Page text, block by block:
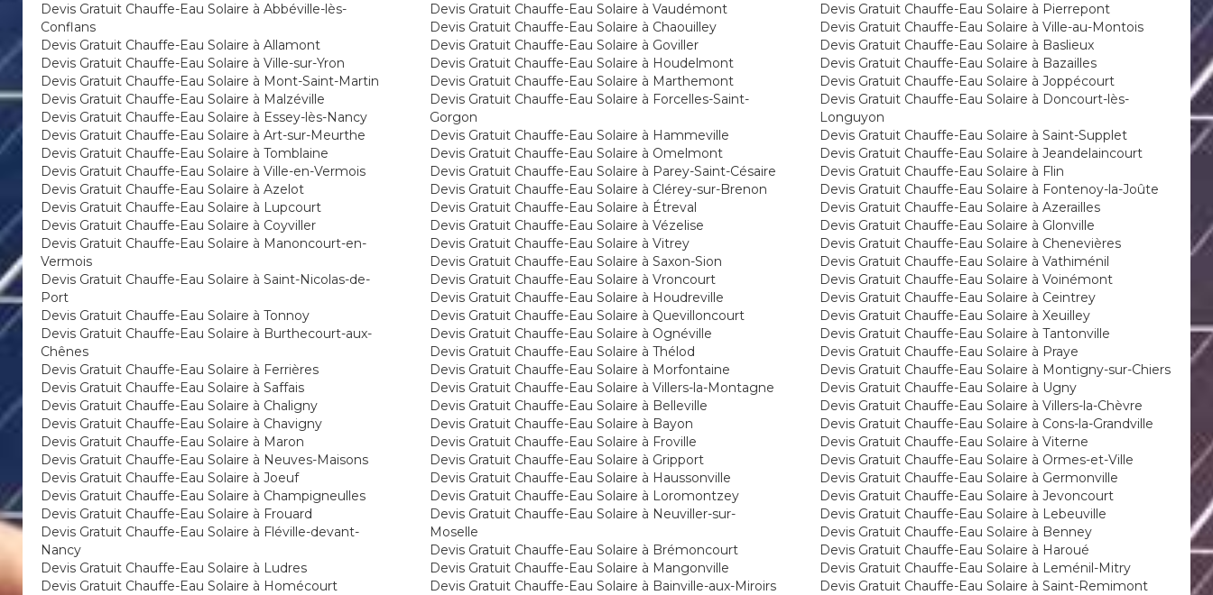
Devis Gratuit Chauffe-Eau Solaire à Abbéville-lès-
Conflans
Devis Gratuit Chauffe-Eau Solaire à Allamont
Devis Gratuit Chauffe-Eau Solaire à Ville-sur-Yron
Devis Gratuit Chauffe-Eau Solaire à Mont-Saint-Martin
Devis Gratuit Chauffe-Eau Solaire à Malzéville
Devis Gratuit Chauffe-Eau Solaire à Essey-lès-Nancy
Devis Gratuit Chauffe-Eau Solaire à Art-sur-Meurthe
Devis Gratuit Chauffe-Eau Solaire à Tomblaine
Devis Gratuit Chauffe-Eau Solaire à Ville-en-Vermois
Devis Gratuit Chauffe-Eau Solaire à Azelot
Devis Gratuit Chauffe-Eau Solaire à Lupcourt
Devis Gratuit Chauffe-Eau Solaire à Coyviller
Devis Gratuit Chauffe-Eau Solaire à Manoncourt-en-
Vermois
Devis Gratuit Chauffe-Eau Solaire à Saint-Nicolas-de-
Port
Devis Gratuit Chauffe-Eau Solaire à Tonnoy
Devis Gratuit Chauffe-Eau Solaire à Burthecourt-aux-
Chênes
Devis Gratuit Chauffe-Eau Solaire à Ferrières
Devis Gratuit Chauffe-Eau Solaire à Saffais
Devis Gratuit Chauffe-Eau Solaire à Chaligny
Devis Gratuit Chauffe-Eau Solaire à Chavigny
Devis Gratuit Chauffe-Eau Solaire à Maron
Devis Gratuit Chauffe-Eau Solaire à Neuves-Maisons
Devis Gratuit Chauffe-Eau Solaire à Joeuf
Devis Gratuit Chauffe-Eau Solaire à Champigneulles
Devis Gratuit Chauffe-Eau Solaire à Frouard
Devis Gratuit Chauffe-Eau Solaire à Fléville-devant-
Nancy
Devis Gratuit Chauffe-Eau Solaire à Ludres
Devis Gratuit Chauffe-Eau Solaire à Homécourt
Devis Gratuit Chauffe-Eau Solaire à Vaudémont
Devis Gratuit Chauffe-Eau Solaire à Chaouilley
Devis Gratuit Chauffe-Eau Solaire à Goviller
Devis Gratuit Chauffe-Eau Solaire à Houdelmont
Devis Gratuit Chauffe-Eau Solaire à Marthemont
Devis Gratuit Chauffe-Eau Solaire à Forcelles-Saint-
Gorgon
Devis Gratuit Chauffe-Eau Solaire à Hammeville
Devis Gratuit Chauffe-Eau Solaire à Omelmont
Devis Gratuit Chauffe-Eau Solaire à Parey-Saint-Césaire
Devis Gratuit Chauffe-Eau Solaire à Clérey-sur-Brenon
Devis Gratuit Chauffe-Eau Solaire à Étreval
Devis Gratuit Chauffe-Eau Solaire à Vézelise
Devis Gratuit Chauffe-Eau Solaire à Vitrey
Devis Gratuit Chauffe-Eau Solaire à Saxon-Sion
Devis Gratuit Chauffe-Eau Solaire à Vroncourt
Devis Gratuit Chauffe-Eau Solaire à Houdreville
Devis Gratuit Chauffe-Eau Solaire à Quevilloncourt
Devis Gratuit Chauffe-Eau Solaire à Ognéville
Devis Gratuit Chauffe-Eau Solaire à Thélod
Devis Gratuit Chauffe-Eau Solaire à Morfontaine
Devis Gratuit Chauffe-Eau Solaire à Villers-la-Montagne
Devis Gratuit Chauffe-Eau Solaire à Belleville
Devis Gratuit Chauffe-Eau Solaire à Bayon
Devis Gratuit Chauffe-Eau Solaire à Froville
Devis Gratuit Chauffe-Eau Solaire à Gripport
Devis Gratuit Chauffe-Eau Solaire à Haussonville
Devis Gratuit Chauffe-Eau Solaire à Loromontzey
Devis Gratuit Chauffe-Eau Solaire à Neuviller-sur-
Moselle
Devis Gratuit Chauffe-Eau Solaire à Brémoncourt
Devis Gratuit Chauffe-Eau Solaire à Mangonville
Devis Gratuit Chauffe-Eau Solaire à Bainville-aux-Miroirs
Devis Gratuit Chauffe-Eau Solaire à Pierrepont
Devis Gratuit Chauffe-Eau Solaire à Ville-au-Montois
Devis Gratuit Chauffe-Eau Solaire à Baslieux
Devis Gratuit Chauffe-Eau Solaire à Bazailles
Devis Gratuit Chauffe-Eau Solaire à Joppécourt
Devis Gratuit Chauffe-Eau Solaire à Doncourt-lès-
Longuyon
Devis Gratuit Chauffe-Eau Solaire à Saint-Supplet
Devis Gratuit Chauffe-Eau Solaire à Jeandelaincourt
Devis Gratuit Chauffe-Eau Solaire à Flin
Devis Gratuit Chauffe-Eau Solaire à Fontenoy-la-Joûte
Devis Gratuit Chauffe-Eau Solaire à Azerailles
Devis Gratuit Chauffe-Eau Solaire à Glonville
Devis Gratuit Chauffe-Eau Solaire à Chenevières
Devis Gratuit Chauffe-Eau Solaire à Vathiménil
Devis Gratuit Chauffe-Eau Solaire à Voinémont
Devis Gratuit Chauffe-Eau Solaire à Ceintrey
Devis Gratuit Chauffe-Eau Solaire à Xeuilley
Devis Gratuit Chauffe-Eau Solaire à Tantonville
Devis Gratuit Chauffe-Eau Solaire à Praye
Devis Gratuit Chauffe-Eau Solaire à Montigny-sur-Chiers
Devis Gratuit Chauffe-Eau Solaire à Ugny
Devis Gratuit Chauffe-Eau Solaire à Villers-la-Chèvre
Devis Gratuit Chauffe-Eau Solaire à Cons-la-Grandville
Devis Gratuit Chauffe-Eau Solaire à Viterne
Devis Gratuit Chauffe-Eau Solaire à Ormes-et-Ville
Devis Gratuit Chauffe-Eau Solaire à Germonville
Devis Gratuit Chauffe-Eau Solaire à Jevoncourt
Devis Gratuit Chauffe-Eau Solaire à Lebeuville
Devis Gratuit Chauffe-Eau Solaire à Benney
Devis Gratuit Chauffe-Eau Solaire à Haroué
Devis Gratuit Chauffe-Eau Solaire à Leménil-Mitry
Devis Gratuit Chauffe-Eau Solaire à Saint-Remimont